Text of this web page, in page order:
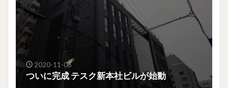
2020-11-06
ついに完成 テスク新本社ビルが始動